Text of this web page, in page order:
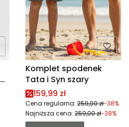
Komplet spodenek
Tata i Syn szary
Cena promocyjna
159,99 zł
Cena regularna: 259,00 zł-38%
Najniższa cena: 259,00 zł-38%